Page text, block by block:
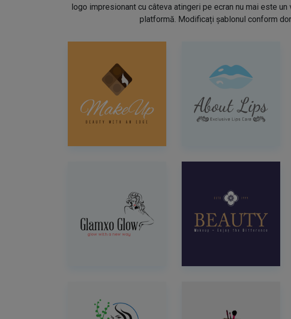
logo impresionant cu câteva atingeri pe ecran nu mai este
platformă. Modificați șablonul conform